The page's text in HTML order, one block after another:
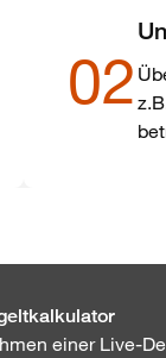
02
einer Live-